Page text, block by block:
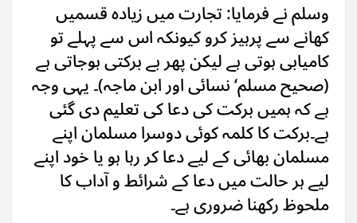
وسلم نے فرمایا: تجارت میں زیادہ قسمیں
کھانے سے پرہیز کرو کیونکہ اس سے پہلے تو
کامیابی ہوتی ہے لیکن پھر بے برکتی ہوجاتی ہے
(صحیح مسلم‘ نسائی اور ابن ماجہ)۔ یہی وجہ
ہے کہ ہمیں برکت کی دعا کی تعلیم دی گئی
ہے۔برکت کا کلمہ کوئی دوسرا مسلمان اپنے
مسلمان بھائی کے لیے دعا کر رہا ہو یا خود اپنے
لیے ہر حالت میں دعا کے شرائط و آداب کا
ملحوظ رکھنا ضروری ہے۔